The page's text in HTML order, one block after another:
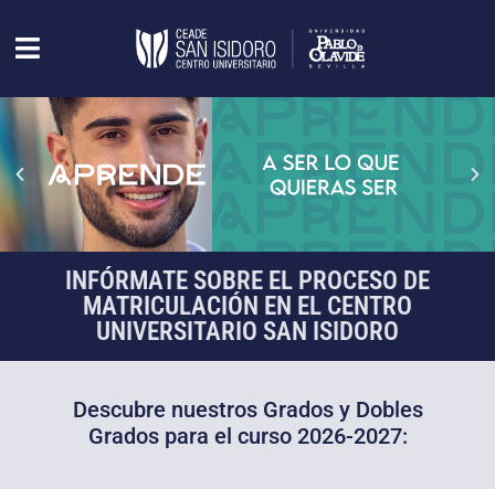
INFÓRMATE SOBRE EL PROCESO DE
MATRICULACIÓN EN EL CENTRO
UNIVERSITARIO SAN ISIDORO
Descubre nuestros Grados y Dobles
Grados para el curso 2026-2027: